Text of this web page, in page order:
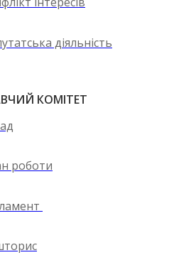
діяльність
КОМІТЕТ
роботи